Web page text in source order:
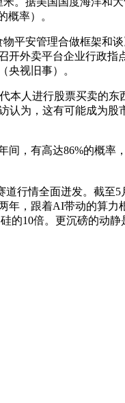
概率）。
安管理合做框架和
外卖平台企业行政
央视旧事）。
人进行股票买卖的
为，这有可能成为股
有高达86%的概率
情全面迸发。截至5
，跟着AI带动的算
10倍。更沉磅的动